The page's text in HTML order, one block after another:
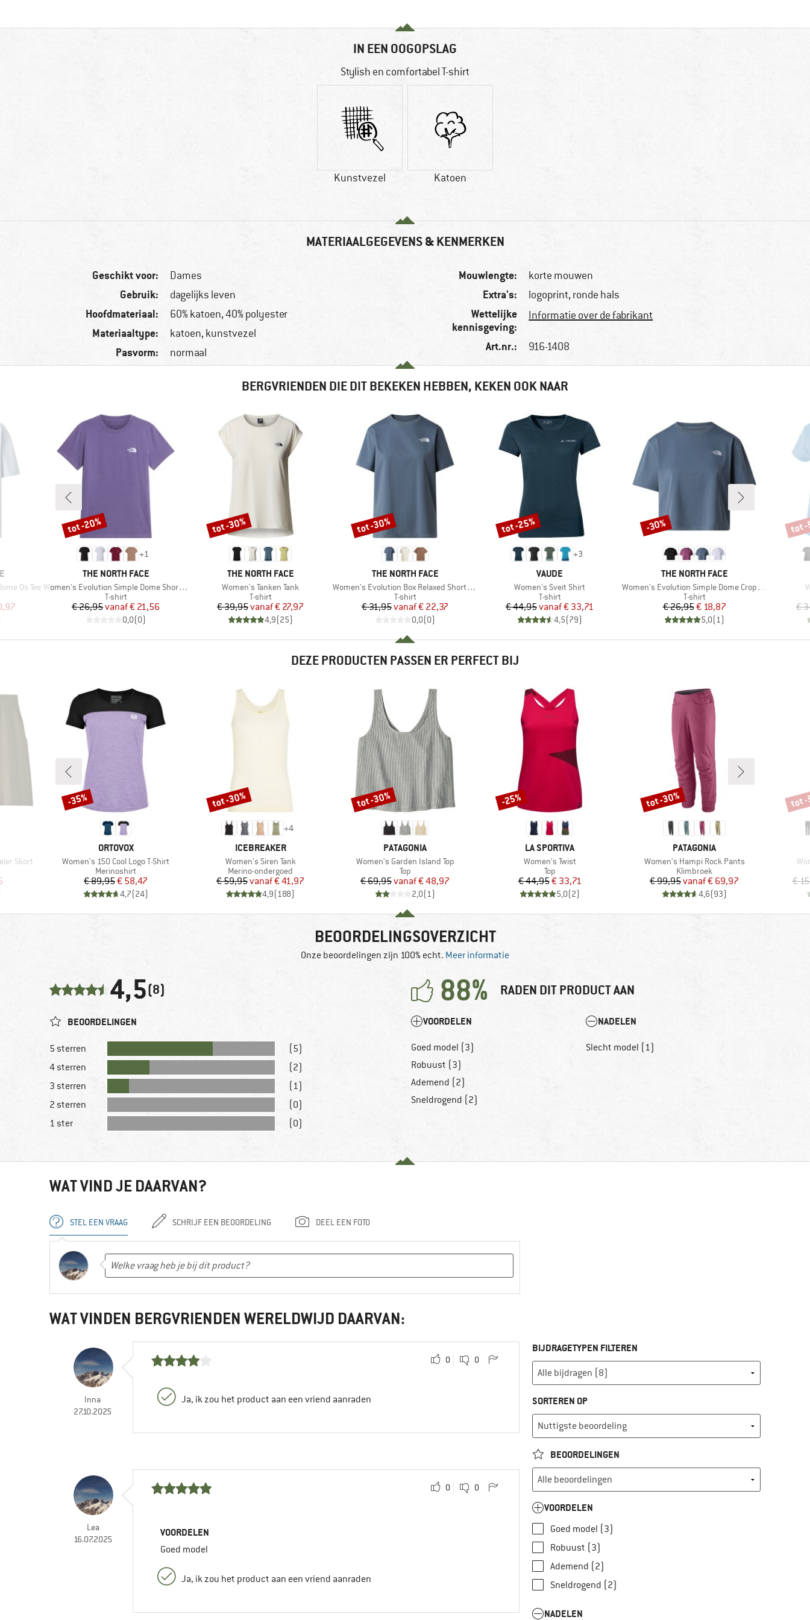
IN EEN OOGOPSLAG
Stylish en comfortabel T-shirt
Kunstvezel Katoen
MATERIAALGEGEVENS & KENMERKEN
Geschikt voor: Dames
Gebruik: dagelijks leven
Hoofdmateriaal: 60% katoen, 40% polyester
Materiaaltype: katoen, kunstvezel
Pasvorm: normaal
Mouwlengte: korte mouwen
Extra's: logoprint, ronde hals
Wettelijke
kennisgeving:
Informatie over de fabrikant
Art.nr.: 916-1408
BERGVRIENDEN DIE DIT BEKEKEN HEBBEN, KEKEN OOK NAAR
Os Tee
prijs
+1
MERK
THE NORTH FACE
Artikel
Women's Evolution Simple Dome Short Sleeve
Productgroep
T-shirt
Prijs
€ 26,95 Verlaagde prijs
vanaf€ 21,56
0,0(0)
Korting
tot -20%
MERK
THE NORTH FACE
Artikel
Women's Tanken Tank
Productgroep
T-shirt
Prijs
€ 39,95 Verlaagde prijs
vanaf€ 27,97
4,9(25)
Korting
tot -30%
MERK
THE NORTH FACE
Artikel
Women's Evolution Box Relaxed Short Sleeve
Productgroep
T-shirt
Prijs
€ 31,95 Verlaagde prijs
vanaf€ 22,37
0,0(0)
Korting
tot -30%
+3
MERK
VAUDE
Artikel
Women's Sveit Shirt
Productgroep
T-shirt
Prijs
€ 44,95 Verlaagde prijs
vanaf€ 33,71
4,5(79)
Korting
tot -25%
MERK
THE NORTH FACE
Artikel
Women's Evolution Simple Dome Crop Tee
Productgroep
T-shirt
Prijs
€ 26,95Verlaagde prijs
€ 18,87
5,0(1)
Korting
-30%
€
tot
DEZE PRODUCTEN PASSEN ER PERFECT BIJ
Skort
prijs
MERK
ORTOVOX
Artikel
Women's 150 Cool Logo T-Shirt
Productgroep
Merinoshirt
Prijs
€ 89,95Verlaagde prijs
€ 58,47
4,7(24)
Korting
-35%
+4
MERK
ICEBREAKER
Artikel
Women's Siren Tank
Productgroep
Merino-ondergoed
Prijs
€ 59,95 Verlaagde prijs
vanaf€ 41,97
4,9(188)
Korting
tot -30%
MERK
PATAGONIA
Artikel
Women's Garden Island Top
Productgroep
Top
Prijs
€ 69,95 Verlaagde prijs
vanaf€ 48,97
2,0(1)
Korting
tot -30%
MERK
LA SPORTIVA
Artikel
Women's Twist
Productgroep
Top
Prijs
€ 44,95Verlaagde prijs
€ 33,71
5,0(2)
Korting
-25%
MERK
PATAGONIA
Artikel
Women's Hampi Rock Pants
Productgroep
Klimbroek
Prijs
€ 99,95 Verlaagde prijs
vanaf€ 69,97
4,6(93)
Korting
tot -30%
€
tot
BEOORDELINGSOVERZICHT
Onze beoordelingen zijn 100% echt. Meer informatie
4,5(8) 88% RADEN DIT PRODUCT AAN
BEOORDELINGEN
5 sterren
(5)
4 sterren
(2)
3 sterren
(1)
2 sterren
(0)
1 ster
(0)
VOORDELEN
Goed model (3)
Robuust (3)
Ademend (2)
Sneldrogend (2)
NADELEN
Slecht model (1)
WAT VIND JE DAARVAN?
STEL EEN VRAAG SCHRIJF EEN BEOORDELING DEEL EEN FOTO
WAT VINDEN BERGVRIENDEN WERELDWIJD DAARVAN:
Inna
27.10.2025
0 0
Ja, ik zou het product aan een vriend aanraden
Lea
16.07.2025
0 0
VOORDELEN
Goed model
Ja, ik zou het product aan een vriend aanraden
BIJDRAGETYPEN FILTEREN
SORTEREN OP
BEOORDELINGEN
VOORDELEN
Goed model (3)
Robuust (3)
Ademend (2)
Sneldrogend (2)
NADELEN